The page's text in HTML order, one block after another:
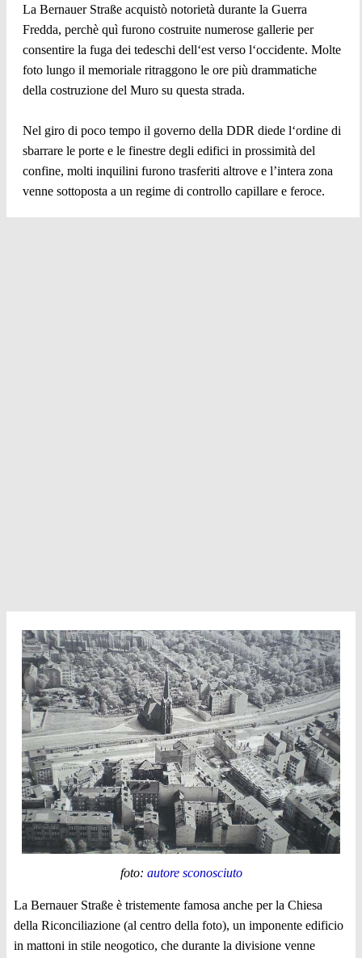
La Bernauer Straße acquistò notorietà durante la Guerra
Fredda, perchè quì furono costruite numerose gallerie per
consentire la fuga dei tedeschi dell‘est verso l‘occidente. Molte
foto lungo il memoriale ritraggono le ore più drammatiche
della costruzione del Muro su questa strada.
Nel giro di poco tempo il governo della DDR diede l‘ordine di
sbarrare le porte e le finestre degli edifici in prossimità del
confine, molti inquilini furono trasferiti altrove e l’intera zona
venne sottoposta a un regime di controllo capillare e feroce.
foto: autore sconosciuto
La Bernauer Straße è tristemente famosa anche per la Chiesa
della Riconciliazione (al centro della foto), un imponente edificio
in mattoni in stile neogotico, che durante la divisione venne